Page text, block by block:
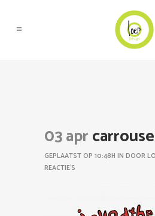
03 apr
GEPLAATST OP 10:48H IN DOOR
REACTIE'S